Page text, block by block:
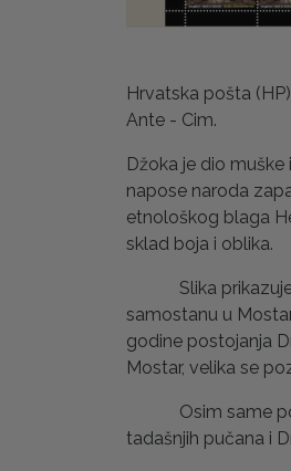
Hrvatska pošta
Ante - Cim.
Džoka je dio
napose naroda
etnološkog blaga
sklad boja i oblika.
Slika prikazuje
samostanu u
godine postojanja
Mostar, velika se
Osim same
tadašnjih pučana i